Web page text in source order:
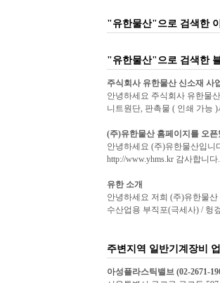
"유한물산"으로 검색한
"유한물산"으로 검색한
주식회사 유한물산신소재 사
안녕하세요 주식회사 유한물
니트원단, 판촉물 ( 인쇄 가능
(주)유한물산홈페이지를 오픈
안녕하세요 (주)유한물산입니
http://www.yhms.kr 감사합니다.
유한소개
안녕하세요 저희 (주)유한물
수산업용 부직포(극세사) / 헝
주변지역 일반기계장비 업
아성플라스틱밸브 (02-2671-